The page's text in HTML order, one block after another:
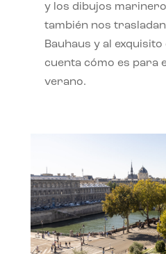
y los dibujos
también nos
Bauhaus y al
cuenta cómo es para
verano.